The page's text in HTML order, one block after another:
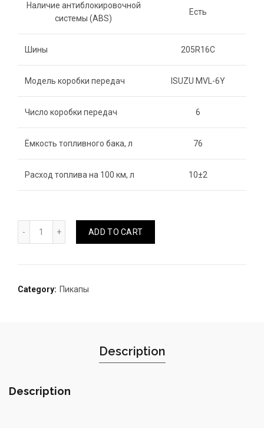
Наличие антиблокировочной
системы (ABS)
Есть
Шины 205R16С
Модель коробки передач ISUZU MVL-6Y
Число коробки передач 6
Ёмкость топливного бака, л 76
Расход топлива на 100 км, л 10±2
D-MAX SAHAR СКОРАЯ МЕДИЦИНСКАЯ ПОМОЩЬ
ADD TO CART
Category: Пикапы
Description
Description